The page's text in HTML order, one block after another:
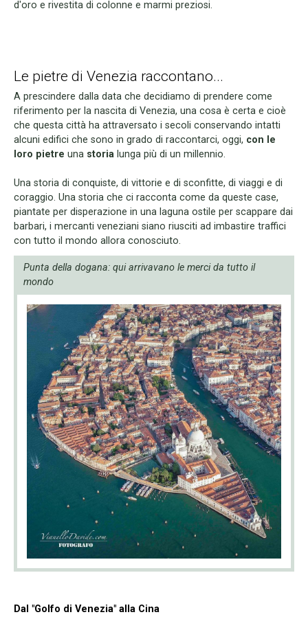
d'oro e rivestita di colonne e marmi preziosi.
Le pietre di Venezia raccontano...
A prescindere dalla data che decidiamo di prendere come
riferimento per la nascita di Venezia, una cosa è certa e cioè
che questa città ha attraversato i secoli conservando intatti
alcuni edifici che sono in grado di raccontarci, oggi, con le
loro pietre una storia lunga più di un millennio.
Una storia di conquiste, di vittorie e di sconfitte, di viaggi e di
coraggio. Una storia che ci racconta come da queste case,
piantate per disperazione in una laguna ostile per scappare dai
barbari, i mercanti veneziani siano riusciti ad imbastire traffici
con tutto il mondo allora conosciuto.
Punta della dogana: qui arrivavano le merci da tutto il
mondo
Dal "Golfo di Venezia" alla Cina